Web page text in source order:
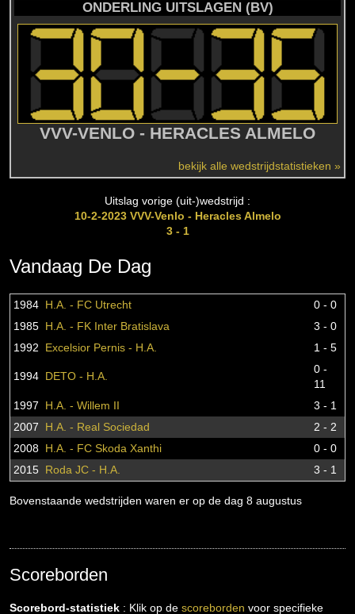
ONDERLING UITSLAGEN (BV)
VVV-VENLO - HERACLES ALMELO
bekijk alle wedstrijdstatistieken »
Uitslag vorige (uit-)wedstrijd :
10-2-2023 VVV-Venlo - Heracles Almelo
3 - 1
Vandaag De Dag
1984 H.A. - FC Utrecht
0 - 0
1985 H.A. - FK Inter Bratislava
3 - 0
1992
Excelsior Pernis - H.A. 1 - 5
1994 DETO - H.A.
0 -
11
1997
H.A. - Willem II
3 - 1
2007
H.A. - Real Sociedad
2 - 2
2008 H.A. - FC Skoda Xanthi
0 - 0
2015 Roda JC - H.A. 3 - 1
Bovenstaande wedstrijden waren er op de dag 8 augustus
Scoreborden
Scorebord-statistiek : Klik op de scoreborden voor specifieke